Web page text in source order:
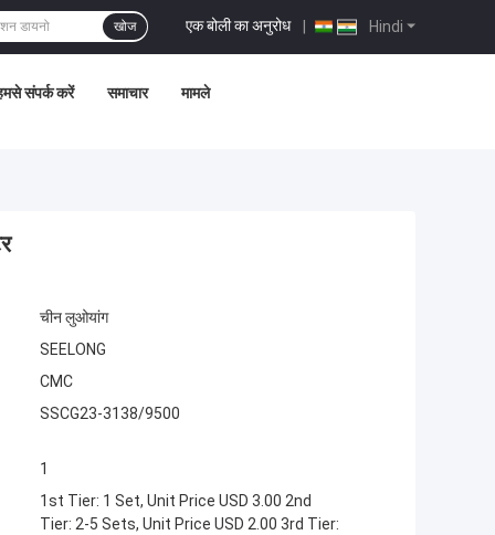
Hindi
एक बोली का अनुरोध |
खोज
संपर्क करें समाचार मामले
चीन लुओयांग
SEELONG
CMC
SSCG23-3138/9500
1
1st Tier: 1 Set, Unit Price USD 3.00 2nd
Tier: 2-5 Sets, Unit Price USD 2.00 3rd Tier: